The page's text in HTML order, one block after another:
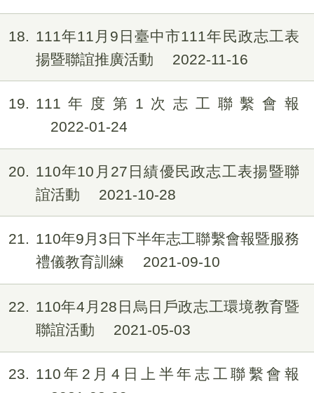
18
111年11月9日臺中市111年民政志工表
揚暨聯誼推廣活動
2022-11-16
19
111年度第1次志工聯繫會報
2022-01-24
20
110年10月27日績優民政志工表揚暨聯
誼活動
2021-10-28
21
110年9月3日下半年志工聯繫會報暨服務
禮儀教育訓練
2021-09-10
22
110年4月28日烏日戶政志工環境教育暨
聯誼活動
2021-05-03
23
110年2月4日上半年志工聯繫會報